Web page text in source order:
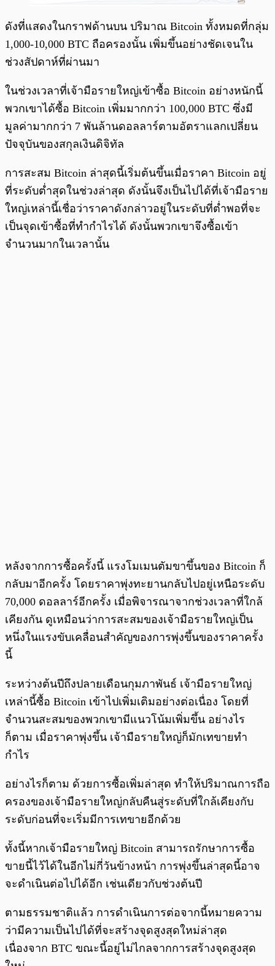
ดังที่แสดงในกราฟด้านบน ปริมาณ Bitcoin ทั้งหมดที่กลุ่ม
1,000-10,000 BTC ถือครองนั้น เพิ่มขึ้นอย่างชัดเจนใน
ช่วงสัปดาห์ที่ผ่านมา
ในช่วงเวลาที่เจ้ามือรายใหญ่เข้าซื้อ Bitcoin อย่างหนักนี้
พวกเขาได้ซื้อ Bitcoin เพิ่มมากกว่า 100,000 BTC ซึ่งมี
มูลค่ามากกว่า 7 พันล้านดอลลาร์ตามอัตราแลกเปลี่ยน
ปัจจุบันของสกุลเงินดิจิทัล
การสะสม Bitcoin ล่าสุดนี้เริ่มต้นขึ้นเมื่อราคา Bitcoin อยู่
ที่ระดับต่ำสุดในช่วงล่าสุด ดังนั้นจึงเป็นไปได้ที่เจ้ามือราย
ใหญ่เหล่านี้เชื่อว่าราคาดังกล่าวอยู่ในระดับที่ต่ำพอที่จะ
เป็นจุดเข้าซื้อที่ทำกำไรได้ ดังนั้นพวกเขาจึงซื้อเข้า
จำนวนมากในเวลานั้น
หลังจากการซื้อครั้งนี้ แรงโมเมนตัมขาขึ้นของ Bitcoin ก็
กลับมาอีกครั้ง โดยราคาพุ่งทะยานกลับไปอยู่เหนือระดับ
70,000 ดอลลาร์อีกครั้ง เมื่อพิจารณาจากช่วงเวลาที่ใกล้
เคียงกัน ดูเหมือนว่าการสะสมของเจ้ามือรายใหญ่เป็น
หนึ่งในแรงขับเคลื่อนสำคัญของการพุ่งขึ้นของราคาครั้ง
นี้
ระหว่างต้นปีถึงปลายเดือนกุมภาพันธ์ เจ้ามือรายใหญ่
เหล่านี้ซื้อ Bitcoin เข้าไปเพิ่มเติมอย่างต่อเนื่อง โดยที่
จำนวนสะสมของพวกเขามีแนวโน้มเพิ่มขึ้น อย่างไร
ก็ตาม เมื่อราคาพุ่งขึ้น เจ้ามือรายใหญ่ก็มักเทขายทำ
กำไร
อย่างไรก็ตาม ด้วยการซื้อเพิ่มล่าสุด ทำให้ปริมาณการถือ
ครองของเจ้ามือรายใหญ่กลับคืนสู่ระดับที่ใกล้เคียงกับ
ระดับก่อนที่จะเริ่มมีการเทขายอีกด้วย
ทั้งนี้หากเจ้ามือรายใหญ่ Bitcoin สามารถรักษาการซื้อ
ขายนี้ไว้ได้ในอีกไม่กี่วันข้างหน้า การพุ่งขึ้นล่าสุดนี้อาจ
จะดำเนินต่อไปได้อีก เช่นเดียวกับช่วงต้นปี
ตามธรรมชาติแล้ว การดำเนินการต่อจากนี้หมายความ
ว่ามีความเป็นไปได้ที่จะสร้างจุดสูงสุดใหม่ล่าสุด
เนื่องจาก BTC ขณะนี้อยู่ไม่ไกลจากการสร้างจุดสูงสุด